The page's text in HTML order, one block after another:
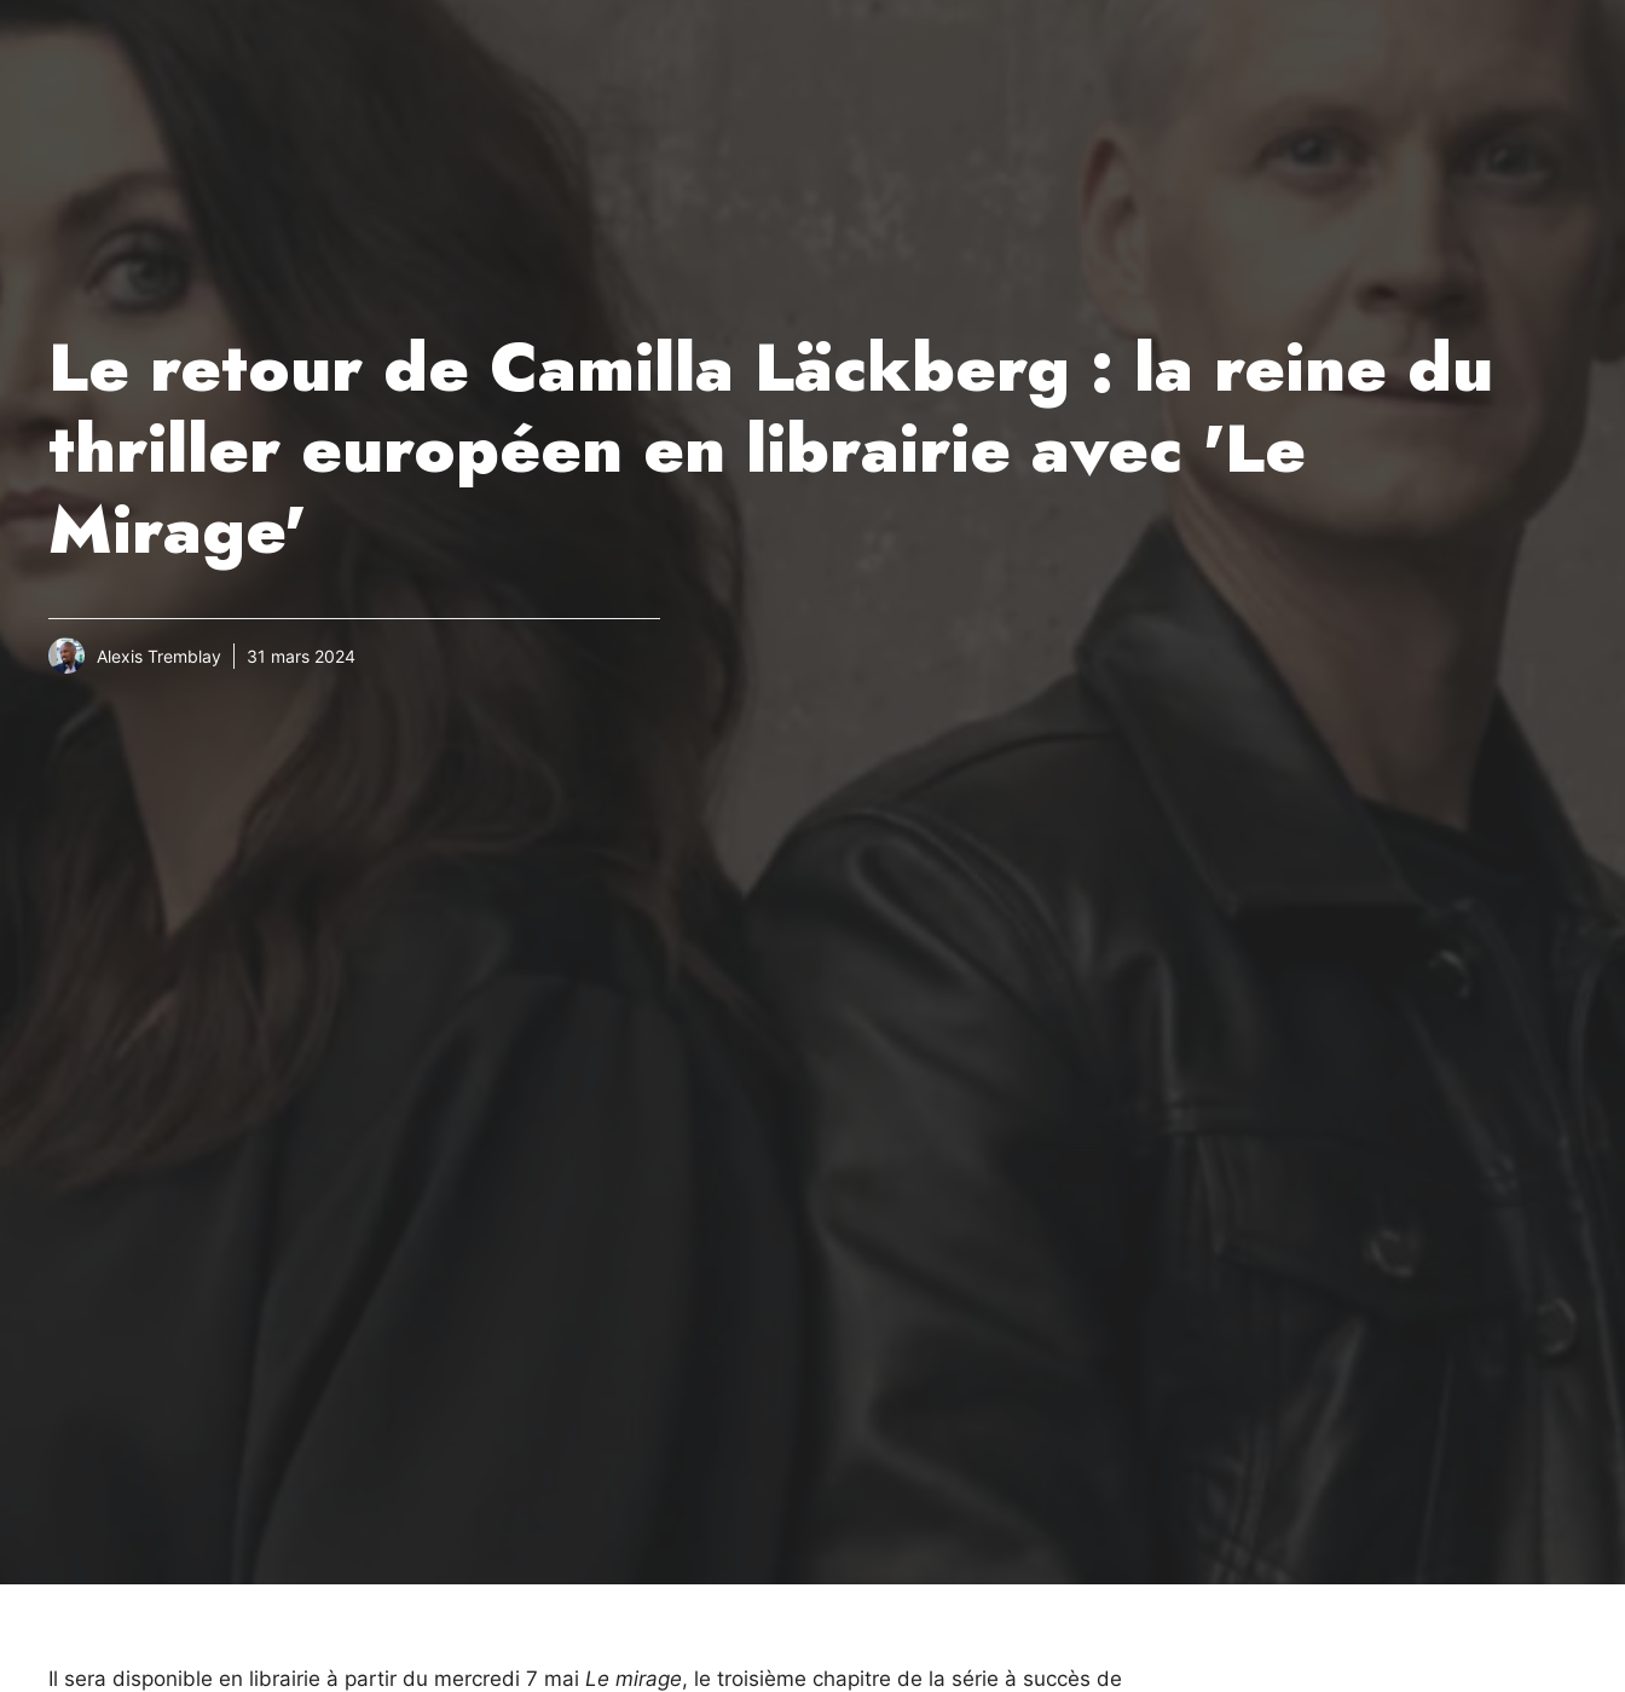
Le retour de Camilla Läckberg : la reine du
thriller européen en librairie avec 'Le
Mirage'
Alexis Tremblay 31 mars 2024
Il sera disponible en librairie à partir du mercredi 7 mai Le mirage, le troisième chapitre de la série à succès de